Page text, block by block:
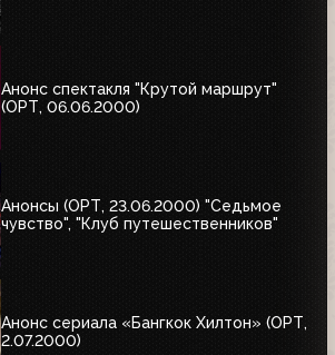
Анонс спектакля "Крутой маршрут"
(ОРТ, 06.06.2000)
Анонсы (ОРТ, 23.06.2000) "Седьмое
чувство", "Клуб путешественников"
Анонс сериала «Бангкок Хилтон» (ОРТ,
2.07.2000)